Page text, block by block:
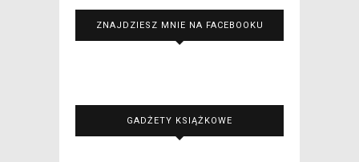
ZNAJDZIESZ MNIE NA FACEBOOKU
GADŻETY KSIĄŻKOWE